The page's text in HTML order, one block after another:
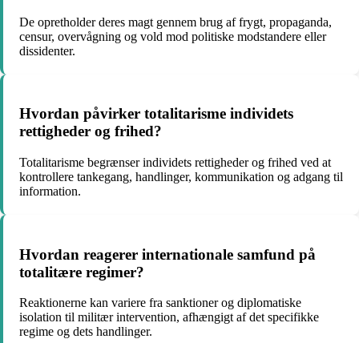
De opretholder deres magt gennem brug af frygt, propaganda,
censur, overvågning og vold mod politiske modstandere eller
dissidenter.
Hvordan påvirker totalitarisme individets
rettigheder og frihed?
Totalitarisme begrænser individets rettigheder og frihed ved at
kontrollere tankegang, handlinger, kommunikation og adgang til
information.
Hvordan reagerer internationale samfund på
totalitære regimer?
Reaktionerne kan variere fra sanktioner og diplomatiske
isolation til militær intervention, afhængigt af det specifikke
regime og dets handlinger.